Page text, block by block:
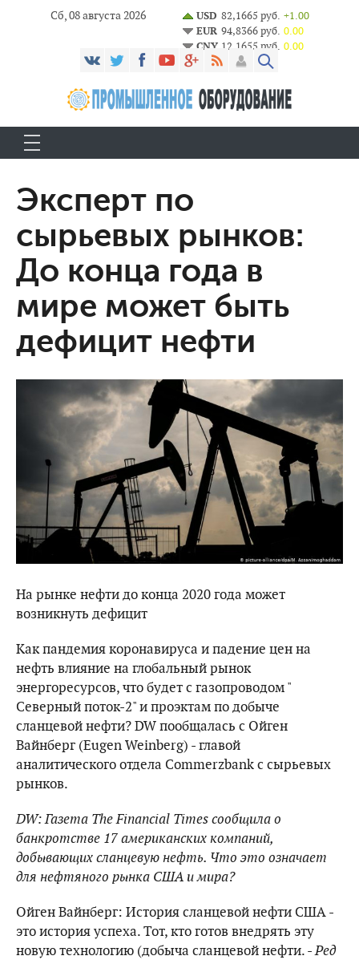
Сб, 08 августа 2026 USD 82,1665 руб. +1.00
EUR 94,8366 руб. 0.00
CNY 12,1655 руб. 0.00
Эксперт по
сырьевых рынков:
До конца года в
мире может быть
дефицит нефти
На рынке нефти до конца 2020 года может
возникнуть дефицит
Как пандемия коронавируса и падение цен на
нефть влияние на глобальный рынок
энергоресурсов, что будет с газопроводом "
Северный поток-2" и проэктам по добыче
сланцевой нефти? DW пообщалась с Ойген
Вайнберг (Eugen Weinberg) - главой
аналитического отдела Commerzbank с сырьевых
рынков.
DW: Газета The Financial Times сообщила о
банкротстве 17 американских компаний,
добывающих сланцевую нефть. Что это означает
для нефтяного рынка США и мира?
Ойген Вайнберг: История сланцевой нефти США -
это история успеха. Тот, кто готов внедрять эту
новую технологию (добыча сланцевой нефти. -Ред